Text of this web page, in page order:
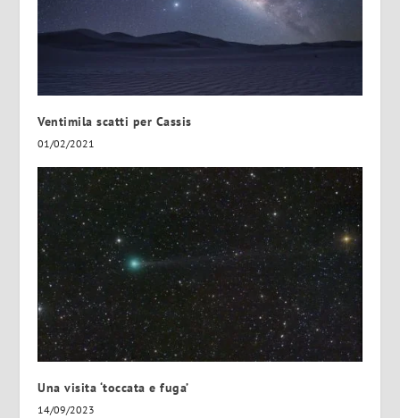
Ventimila scatti per Cassis
01/02/2021
Una visita ‘toccata e fuga’
14/09/2023